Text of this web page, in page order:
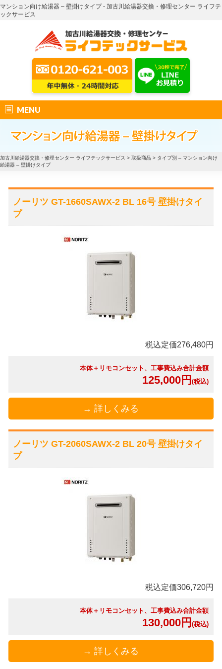
マンション向け給湯器 – 壁掛けタイプ - 加古川給湯器交換・修理センター ライフテ
ックサービス
MENU
加古川給湯器交換・修理センター ライフテックサービス > 取扱商品 > タイプ別 – マンション向け
給湯器 – 壁掛けタイプ
ノーリツ GT-1660SAWX-2 BL 16号 壁掛けタイ
プ
税込定価276,480円
本体＋リモコンセット、工事費込み合計金額
125,000円 (税込)
→ 詳しくみる
ノーリツ GT-2060SAWX-2 BL 20号 壁掛けタイ
プ
税込定価306,720円
本体＋リモコンセット、工事費込み合計金額
130,000円 (税込)
→ 詳しくみる